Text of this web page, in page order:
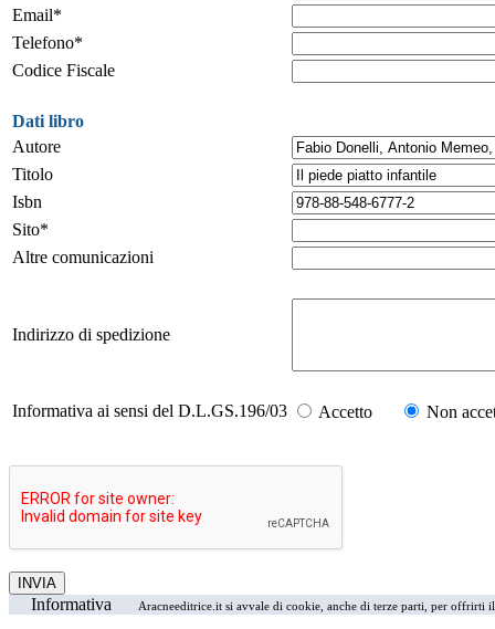
Email*
Telefono*
Codice Fiscale
Dati libro
Autore
Titolo
Isbn
Sito*
Altre comunicazioni
Indirizzo di spedizione
Informativa ai sensi del D.L.GS.196/03 Accetto Non
Informativa Aracneeditrice.it si avvale di cookie, anche di terze parti, per